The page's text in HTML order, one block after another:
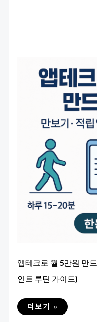
앱테크로 월 5만원 만
인트 루틴 가이드)
앱
더보기 »